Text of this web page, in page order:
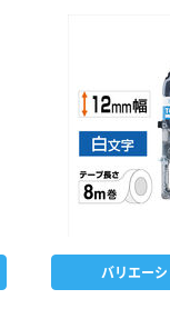
バリエーシ